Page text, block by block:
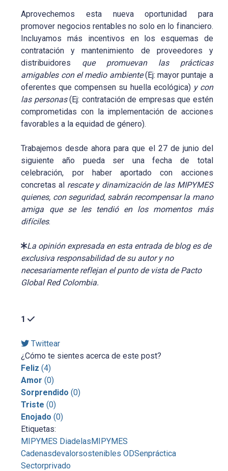
Aprovechemos esta nueva oportunidad para
promover negocios rentables no solo en lo financiero.
Incluyamos más incentivos en los esquemas de
contratación y mantenimiento de proveedores y
distribuidores que promuevan las prácticas
amigables con el medio ambiente(Ej: mayor puntaje a
oferentes que compensen su huella ecológica) y con
las personas(Ej: contratación de empresas que estén
comprometidas con la implementación de acciones
favorables a la equidad de género).
Trabajemos desde ahora para que el 27 de junio del
siguiente año pueda ser una fecha de total
celebración, por haber aportado con acciones
concretas al rescate y dinamización de las MIPYMES
quienes, con seguridad, sabrán recompensar la mano
amiga que se les tendió en los momentos más
difíciles.
La opinión expresada en esta entrada de blog es de
exclusiva responsabilidad de su autor y no
necesariamente reflejan el punto de vista de Pacto
Global Red Colombia.
1
Twittear
¿Cómo te sientes acerca de este post?
Feliz (4)
Amor (0)
Sorprendido (0)
Triste (0)
Enojado (0)
Etiquetas:
MIPYMES DiadelasMIPYMES
Cadenasdevalorsostenibles ODSenpráctica
Sectorprivado